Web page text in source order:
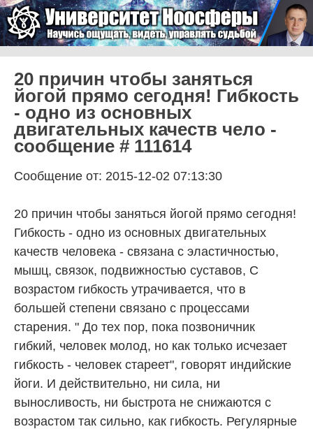
Университет Ноосферы
20 причин чтобы заняться
йогой прямо сегодня! Гибкость
- одно из основных
двигательных качеств чело -
сообщение # 111614
Сообщение от: 2015-12-02 07:13:30
20 причин чтобы заняться йогой прямо сегодня!
Гибкость - одно из основных двигательных
качеств человека - связана с эластичностью,
мышц, связок, подвижностью суставов, С
возрастом гибкость утрачивается, что в
большей степени связано с процессами
старения. " До тех пор, пока позвоничник
гибкий, человек молод, но как только исчезает
гибкость - человек стареет", говорят индийские
йоги. И действительно, ни сила, ни
выносливость, ни быстрота не снижаются с
возрастом так сильно, как гибкость. Регулярные